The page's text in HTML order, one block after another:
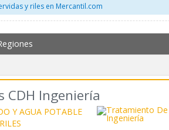
y riles en Mercantil.com
CDH Ingeniería
Y AGUA POTABLE